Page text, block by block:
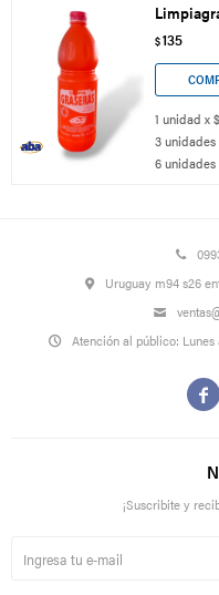
$135
1 unidad x
3 unidades
6 unidades
Uruguay m94 s26
Atención al público: Lunes

¡Suscribite y